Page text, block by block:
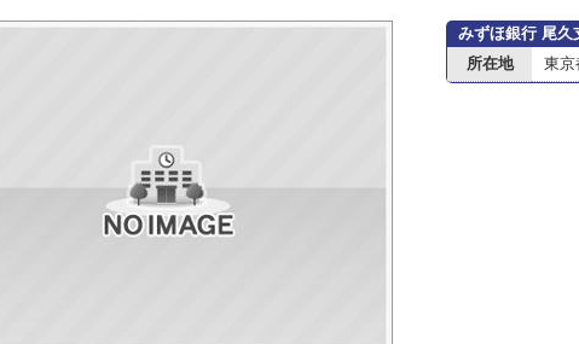
みずほ銀行 尾久
所在地
東京